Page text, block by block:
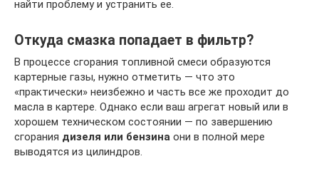
найти проблему и устранить ее.
Откуда смазка попадает в фильтр?
В процессе сгорания топливной смеси образуются
картерные газы, нужно отметить — что это
«практически» неизбежно и часть все же проходит до
масла в картере. Однако если ваш агрегат новый или в
хорошем техническом состоянии — по завершению
сгорания дизеля или бензина они в полной мере
выводятся из цилиндров.